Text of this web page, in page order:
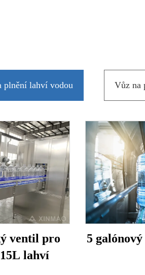
plnění lahví vodou Vůz na
ventil pro
lahví
5